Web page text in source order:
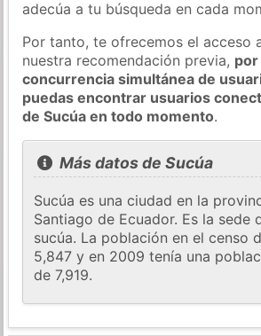
adecúa a tu búsqueda en cada
Por tanto, te ofrecemos el acceso
nuestra recomendación previa, por
concurrencia simultánea de
puedas encontrar usuarios
de Sucúa en todo momento.
Más datos de Sucúa
Sucúa es una ciudad en la
Santiago de Ecuador. Es la sede
sucúa. La población en el censo
5,847 y en 2009 tenía una
de 7,919.